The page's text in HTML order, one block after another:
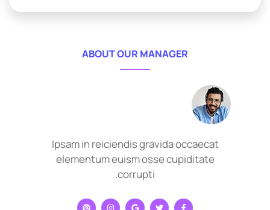
ABOUT OUR MANAGER
Ipsam in reiciendis gravida occaecat
elementum euism osse cupiditate
corrupti.